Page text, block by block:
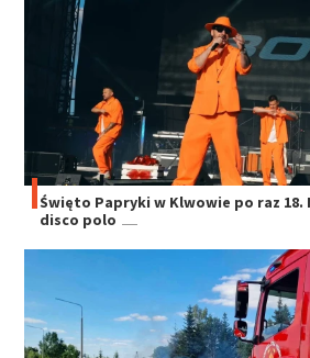
Święto Papryki w Klwowie po raz 18.
disco polo